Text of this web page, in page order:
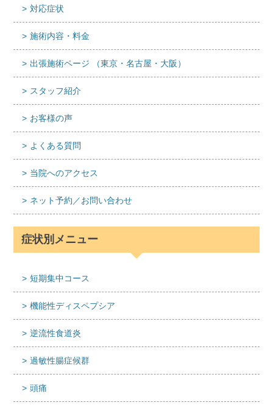
対応症状
施術内容・料金
出張施術ページ （東京・名古屋・大阪）
スタッフ紹介
お客様の声
よくある質問
当院へのアクセス
ネット予約／お問い合わせ
症状別メニュー
短期集中コース
機能性ディスペプシア
逆流性食道炎
過敏性腸症候群
頭痛